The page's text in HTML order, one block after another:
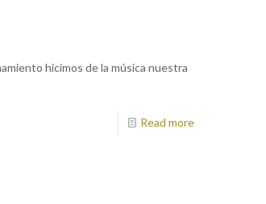
hicimos de la música nuestra
Read more